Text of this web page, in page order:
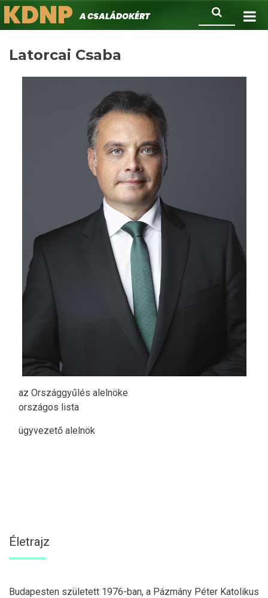
Ugrás
a
Keresés
KDNPA családokért.
Latorcai Csaba
az Országgyűlés alelnöke
országos lista
ügyvezető alelnök
Életrajz
Budapesten született 1976-ban, a Pázmány Péter Katolikus